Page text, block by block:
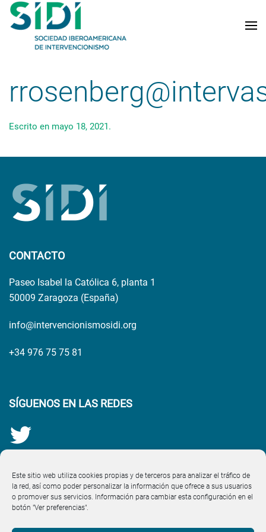
Este sitio web utiliza cookies propias y de terceros para analizar el tráfico de
la red, así como poder personalizar la información que ofrece a sus usuarios
o promover sus servicios. Información para cambiar esta configuración en el
botón "Ver preferencias".
Skip to main content
Escrito en mayo 18, 2021.
CONTACTO
Paseo Isabel la Católica 6, planta 1
50009 Zaragoza (España)
info@intervencionismosidi.org
+34 976 75 75 81
SÍGUENOS EN LAS REDES